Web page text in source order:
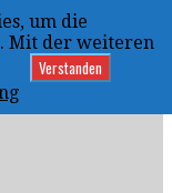
um die
Mit der weiteren
Verstanden